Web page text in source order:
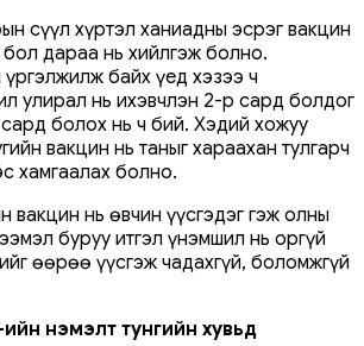
сүүл хүртэл ханиадны эсрэг вакцин
бол дараа нь хийлгэж болно.
байх үед хэзээ ч
улирал нь ихэвчлэн 2-р сард болдог
болох нь ч бий. Хэдий хожуу
вакцин нь таныг хараахан тулгарч
хамгаалах болно.
вакцин нь өвчин үүсгэдэг гэж олны
буруу итгэл үнэмшил нь оргүй
өөрөө үүсгэж чадахгүй, боломжгүй
нэмэлт тунгийн хувьд